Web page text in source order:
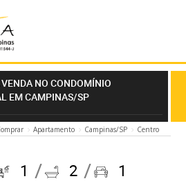
NO CONDOMÍNIO
EM CAMPINAS/SP
Apartamento Campinas/SP Centro
1 2 1